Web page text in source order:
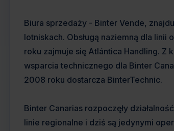
Biura sprzedaży - Binter Vende,
lotniskach. Obsługą naziemną dla linii
roku zajmuje się Atlántica Handling. Z
wsparcia technicznego dla Binter
2008 roku dostarcza BinterTechnic.
Binter Canarias rozpoczęły
linie regionalne i dziś są jedynymi